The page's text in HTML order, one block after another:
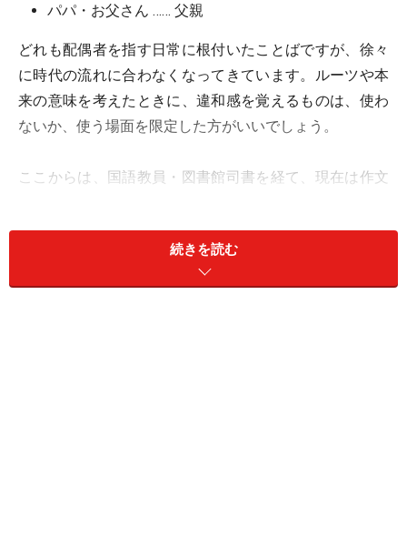
パパ・お父さん …… 父親
どれも配偶者を指す日常に根付いたことばですが、徐々
に時代の流れに合わなくなってきています。ルーツや本
来の意味を考えたときに、違和感を覚えるものは、使わ
ないか、使う場面を限定した方がいいでしょう。
ここからは、国語教員・図書館司書を経て、現在は作文
バイザーとして活動する高橋真生が、男性配偶の呼称に
ついてより詳しく解説していきます。
続きを読む